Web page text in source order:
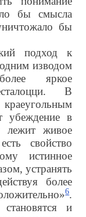
бы смысла
бы
подход к
изводом
яркое
В
убеждение в
лежит живое
свойство
истинное
устранять
более
6.
и